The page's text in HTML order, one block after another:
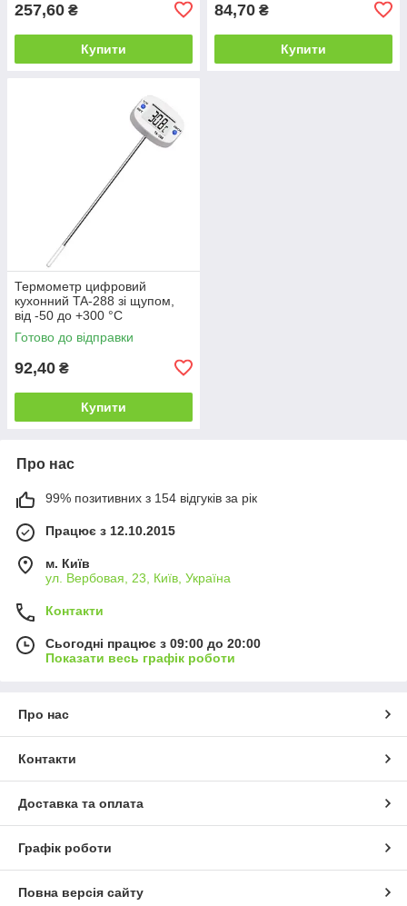
257,60 ₴
Купити
84,70 ₴
Купити
Термометр цифровий
кухонний TA-288 зі щупом,
від -50 до +300 °C
Готово до відправки
92,40 ₴
Купити
Про нас
99% позитивних з 154 відгуків за рік
Працює з 12.10.2015
м. Київ
ул. Вербовая, 23, Київ, Україна
Контакти
Сьогодні працює з 09:00 до 20:00
Показати весь графік роботи
Про нас
Контакти
Доставка та оплата
Графік роботи
Повна версія сайту